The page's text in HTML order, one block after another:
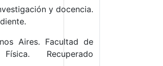
y docencia.
Aires. Facultad de
Recuperado